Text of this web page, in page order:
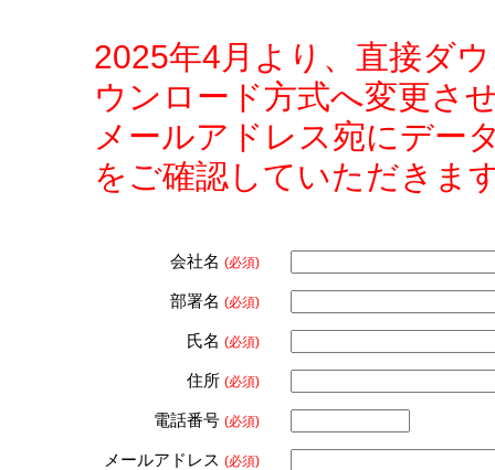
2025年4月より、直接ダ
ウンロード方式へ変更さ
メールアドレス宛にデー
をご確認していただきま
会社名 (必須)
部署名 (必須)
氏名 (必須)
住所 (必須)
電話番号 (必須)
メールアドレス (必須)